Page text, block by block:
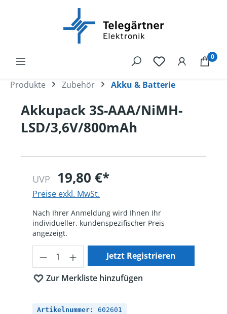
0
Produkte Zubehör Akku & Batterie
Akkupack 3S-AAA/NiMH-
LSD/3,6V/800mAh
UVP 19,80 €*
Preise exkl. MwSt.
Nach Ihrer Anmeldung wird Ihnen Ihr
individueller, kundenspezifischer Preis
angezeigt.
Produkt Anzahl: Gib den gewünschten Wert ein oder
Jetzt Registrieren
Zur Merkliste hinzufügen
Artikelnummer: 602601